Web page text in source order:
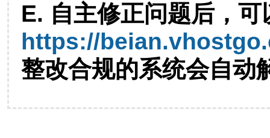
E. 自主修正问题后，可
https://
整改合规的系统会自动